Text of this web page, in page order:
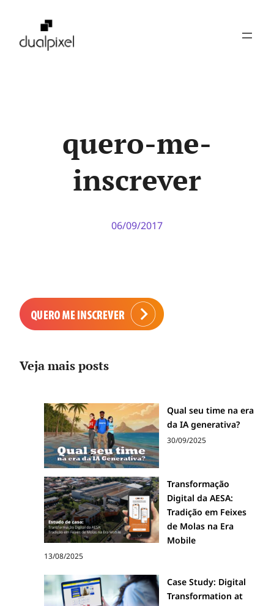
quero-me-
inscrever
06/09/2017
Veja mais posts
Qual seu time na era
da IA generativa?
30/09/2025
Transformação
Digital da AESA:
Tradição em Feixes
de Molas na Era
Mobile
13/08/2025
Case Study: Digital
Transformation at